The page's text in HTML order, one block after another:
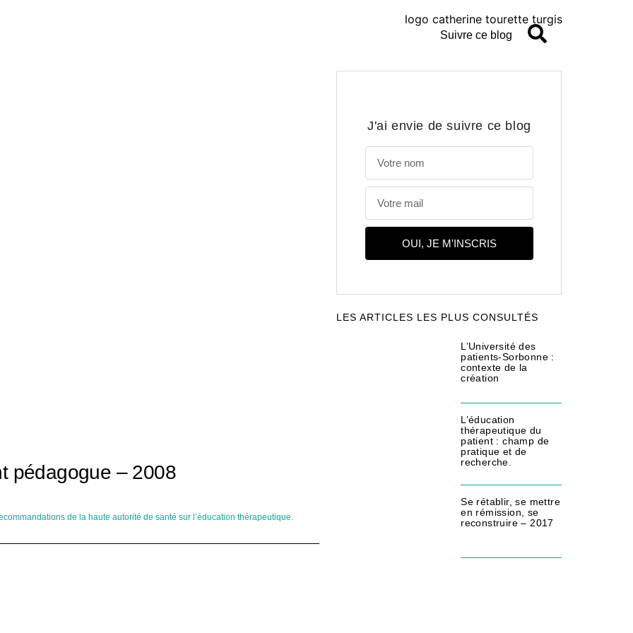
Suivre ce blog
pédagogue – 2008
de la haute autorité de santé sur l’éducation thérapeutique.
J'ai envie de suivre ce blog
OUI, JE M'INSCRIS
LES ARTICLES LES PLUS CONSULTÉS
L’Université des
patients-Sorbonne :
contexte de la
création
L’éducation
thérapeutique du
patient : champ de
pratique et de
recherche.
Se rétablir, se mettre
en rémission, se
reconstruire – 2017